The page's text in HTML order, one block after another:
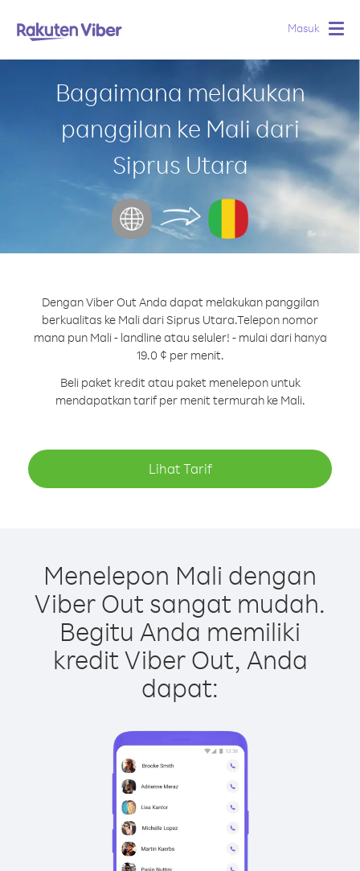
Masuk
Bagaimana melakukan
panggilan ke Mali dari
Siprus Utara
Dengan Viber Out Anda dapat melakukan panggilan
berkualitas ke Mali dari Siprus Utara.Telepon nomor
mana pun Mali - landline atau seluler! - mulai dari hanya
19.0 ¢ per menit.
Beli paket kredit atau paket menelepon untuk
mendapatkan tarif per menit termurah ke Mali.
Lihat Tarif
Menelepon Mali dengan
Viber Out sangat mudah.
Begitu Anda memiliki
kredit Viber Out, Anda
dapat: